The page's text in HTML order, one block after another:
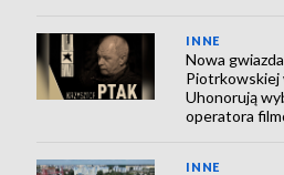
INNE
Nowa
Piotrkowskiej
Uhonorują
operatora
INNE